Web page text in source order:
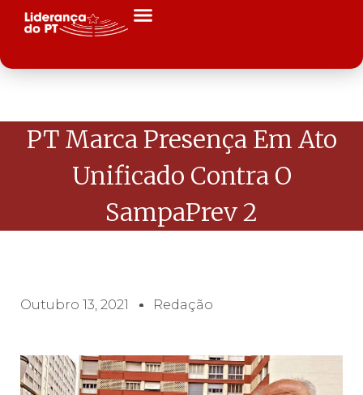
PT Marca Presença Em Ato
Unificado Contra O
SampaPrev 2
Outubro 13, 2021 Redação